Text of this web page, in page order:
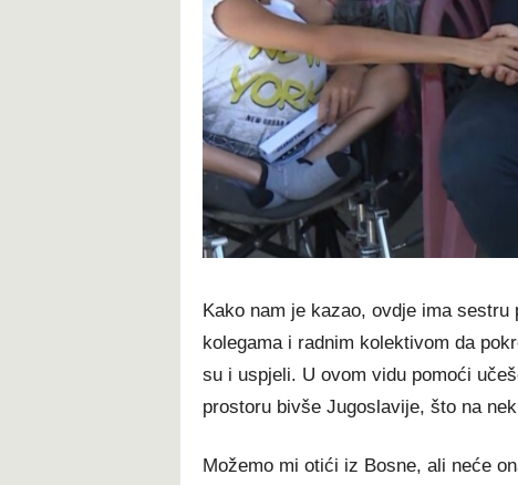
Kako nam je kazao, ovdje ima
kolegama i radnim kolektivom da
su i uspjeli. U ovom vidu pomoći
prostoru bivše Jugoslavije, što na
Možemo mi otići iz Bosne, ali neće